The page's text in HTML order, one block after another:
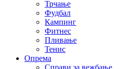
Трчање
Фудбал
Кампинг
Фитнес
Пливање
Тенис
Опрема
Справи за вежбање